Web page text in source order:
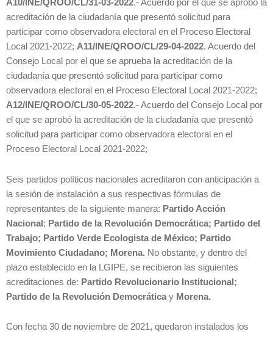
A10/INE/QROO/CL/31-03-2022.- Acuerdo por el que se aprobó la
acreditación de la ciudadanía que presentó solicitud para
participar como observadora electoral en el Proceso Electoral
Local 2021-2022; A11/INE/QROO/CL/29-04-2022. Acuerdo del
Consejo Local por el que se aprueba la acreditación de la
ciudadanía que presentó solicitud para participar como
observadora electoral en el Proceso Electoral Local 2021-2022;
A12/INE/QROO/CL/30-05-2022.- Acuerdo del Consejo Local por
el que se aprobó la acreditación de la ciudadanía que presentó
solicitud para participar como observadora electoral en el
Proceso Electoral Local 2021-2022;
Seis partidos políticos nacionales acreditaron con anticipación a
la sesión de instalación a sus respectivas fórmulas de
representantes de la siguiente manera: Partido Acción
Nacional ; Partido de la Revolución Democrática; Partido del
Trabajo; Partido Verde Ecologista de México; Partido
Movimiento Ciudadano; Morena. No obstante, y dentro del
plazo establecido en la LGIPE, se recibieron las siguientes
acreditaciones de: Partido Revolucionario Institucional;
Partido de la Revolución Democrática y Morena.
Con fecha 30 de noviembre de 2021, quedaron instalados los